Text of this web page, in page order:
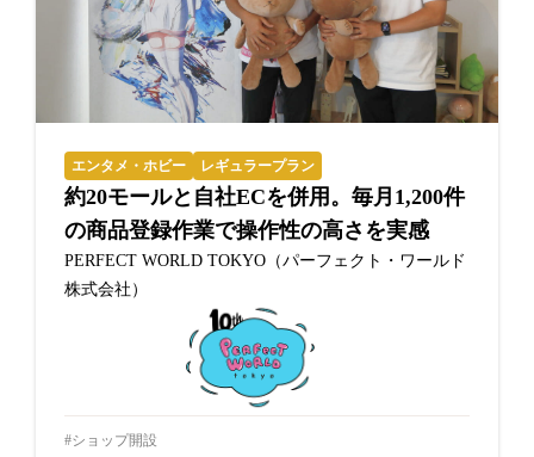
エンタメ・ホビー レギュラープラン
約20モールと自社ECを併用。毎月1,200件
の商品登録作業で操作性の高さを実感
PERFECT WORLD TOKYO（パーフェクト・ワールド
株式会社）
ショップ開設